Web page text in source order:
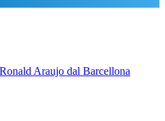
Araujo dal Barcellona